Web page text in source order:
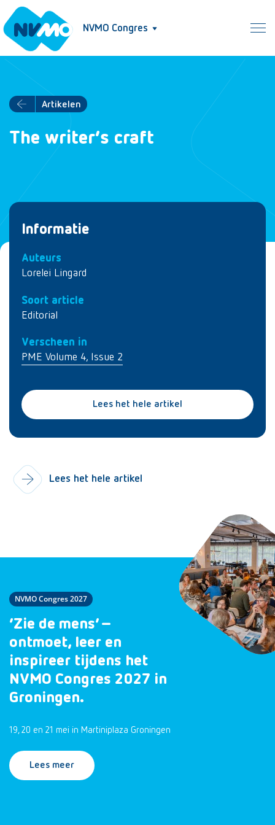
NVMO Congres
Artikelen
The writer’s craft
Informatie
Auteurs
Lorelei Lingard
Soort article
Editorial
Verscheen in
PME Volume 4, Issue 2
Lees het hele artikel
Lees het hele artikel
NVMO Congres 2027
‘Zie de mens’ –
ontmoet, leer en
inspireer tijdens het
NVMO Congres 2027 in
Groningen.
19, 20 en 21 mei in Martiniplaza Groningen
Lees meer